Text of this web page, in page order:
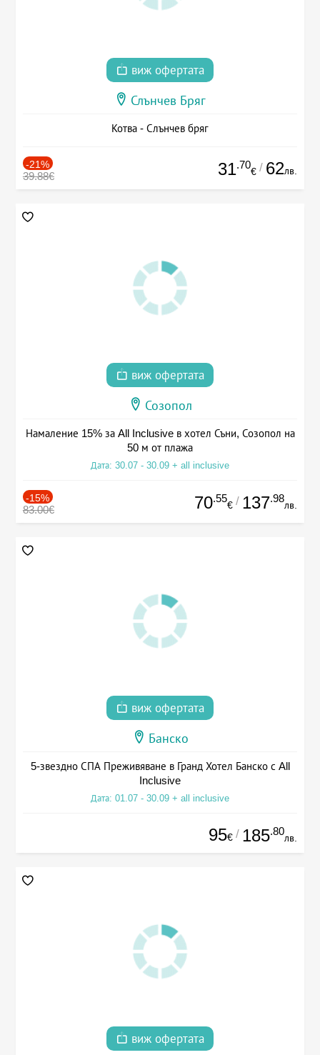
виж офертата
Слънчев Бряг
Котва - Слънчев бряг
-21%
39.88€ 31.70
€ / 62лв.
виж офертата
Созопол
Намаление 15% за All Inclusive в хотел Съни, Созопол на
50 м от плажа
Дата: 30.07 - 30.09 + all inclusive
-15%
83.00€ 70.55
€ / 137.98
лв.
виж офертата
Банско
5-звездно СПА Преживяване в Гранд Хотел Банско с All
Inclusive
Дата: 01.07 - 30.09 + all inclusive
95€ / 185.80
лв.
виж офертата